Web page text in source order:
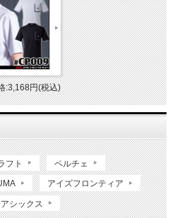
:3,168円(税込)
フト ペルチェ
アイズフロンティア
アシックス